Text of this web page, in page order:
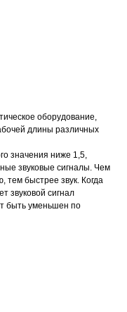
оборудование,
длины различных
значения ниже 1,5,
звуковые сигналы. Чем
тем быстрее звук. Когда
звуковой сигнал
быть уменьшен по